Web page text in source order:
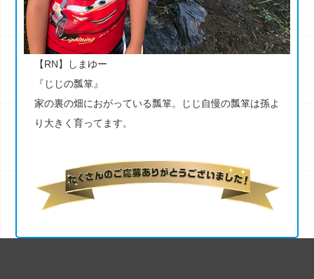
【RN】しまゆー
『じじの瓢箪』
家の裏の畑におがっている瓢箪。じじ自慢の瓢箪は孫よ
り大きく育ってます。